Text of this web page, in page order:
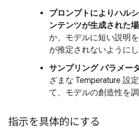
プロンプトによりハル
ンテンツが生成された
か、モデルに短い説明
が推定されないようにし
サンプリング パラメー
ざまな Temperature 設
て、モデルの創造性を調
指示を具体的にする